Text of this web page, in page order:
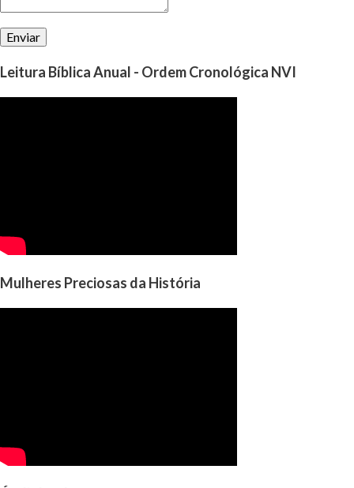
Leitura Bíblica Anual - Ordem Cronológica NVI
Mulheres Preciosas da História